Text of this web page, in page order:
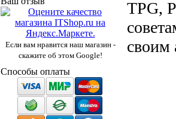
Если вам нравится наш магазин -
скажите об этом Google!
Способы оплаты
TPG,
своим